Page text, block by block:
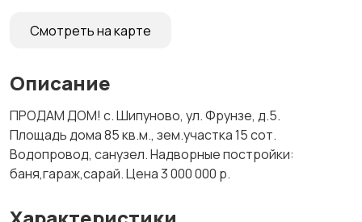
Смотреть на карте
Описание
ПРОДАМ ДОМ! с. Шипуново, ул. Фрунзе, д.5.
Площадь дома 85 кв.м., зем.участка 15 сот.
Водопровод, санузел. Надворные постройки:
баня,гараж,сарай. Цена 3 000 000 р.